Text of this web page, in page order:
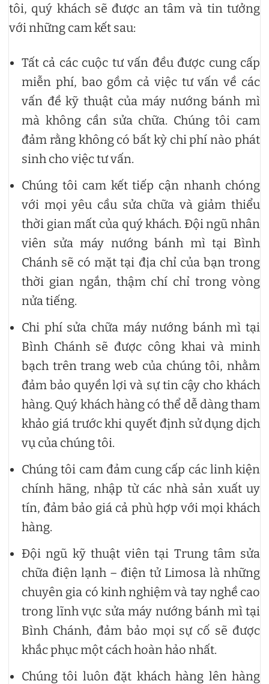
tôi, quý khách sẽ được an tâm và tin tưởng
với những cam kết sau:
Tất cả các cuộc tư vấn đều được cung cấp
miễn phí, bao gồm cả việc tư vấn về các
vấn đề kỹ thuật của máy nướng bánh mì
mà không cần sửa chữa. Chúng tôi cam
đảm rằng không có bất kỳ chi phí nào phát
sinh cho việc tư vấn.
Chúng tôi cam kết tiếp cận nhanh chóng
với mọi yêu cầu sửa chữa và giảm thiểu
thời gian mất của quý khách. Đội ngũ nhân
viên sửa máy nướng bánh mì tại Bình
Chánh sẽ có mặt tại địa chỉ của bạn trong
thời gian ngắn, thậm chí chỉ trong vòng
nửa tiếng.
Chi phí sửa chữa máy nướng bánh mì tại
Bình Chánh sẽ được công khai và minh
bạch trên trang web của chúng tôi, nhằm
đảm bảo quyền lợi và sự tin cậy cho khách
hàng. Quý khách hàng có thể dễ dàng tham
khảo giá trước khi quyết định sử dụng dịch
vụ của chúng tôi.
Chúng tôi cam đảm cung cấp các linh kiện
chính hãng, nhập từ các nhà sản xuất uy
tín, đảm bảo giá cả phù hợp với mọi khách
hàng.
Đội ngũ kỹ thuật viên tại Trung tâm sửa
chữa điện lạnh – điện tử Limosa là những
chuyên gia có kinh nghiệm và tay nghề cao
trong lĩnh vực sửa máy nướng bánh mì tại
Bình Chánh, đảm bảo mọi sự cố sẽ được
khắc phục một cách hoàn hảo nhất.
Chúng tôi luôn đặt khách hàng lên hàng